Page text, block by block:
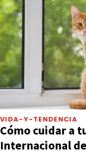
VIDA-Y-TENDENCIA
Cómo cuidar a
Internacional